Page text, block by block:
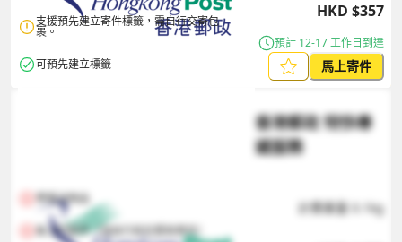
支援預先建立寄件標籤，需自行交寄包
裹。
可預先建立標籤
HKD $357
預計 12-17 工作日到達
馬上寄件
香港郵政 特快專
遞服務
帶電池物品
無上門取件（須自行前往郵局寄件）
計費重量 0.1kg